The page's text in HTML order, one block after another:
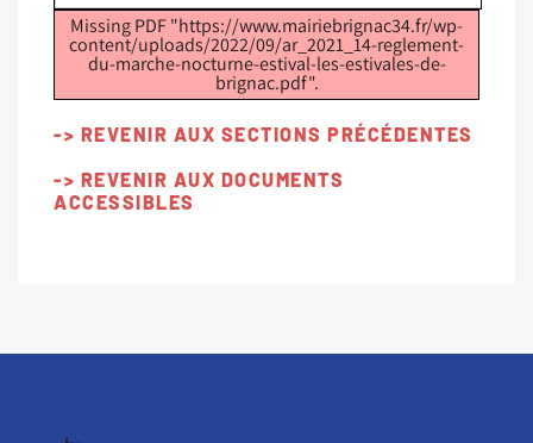
Missing PDF "https://www.mairiebrignac34.fr/wp-
content/uploads/2022/09/ar_2021_14-reglement-
du-marche-nocturne-estival-les-estivales-de-
brignac.pdf".
-> REVENIR AUX SECTIONS PRÉCÉDENTES
-> REVENIR AUX DOCUMENTS
ACCESSIBLES